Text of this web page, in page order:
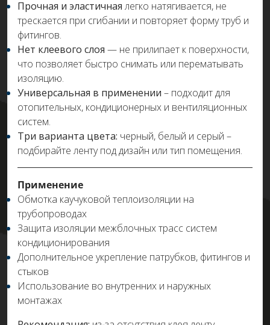
Прочная и эластичная легко натягивается, не
трескается при сгибании и повторяет форму труб и
фитингов.
Нет клеевого слоя — не прилипает к поверхности,
что позволяет быстро снимать или перематывать
изоляцию.
Универсальная в применении – подходит для
отопительных, кондиционерных и вентиляционных
систем.
Три варианта цвета: черный, белый и серый –
подбирайте ленту под дизайн или тип помещения.
Применение
Обмотка каучуковой теплоизоляции на
трубопроводах
Защита изоляции межблочных трасс систем
кондиционирования
Дополнительное укрепление патрубков, фитингов и
стыков
Использование во внутренних и наружных
монтажах